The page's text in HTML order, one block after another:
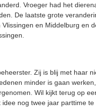
Vroeger had het
De laatste grote
en Middelburg en
Zij is blij met haar
minder is gaan
Wil kijkt terug op
nog twee jaar parttime